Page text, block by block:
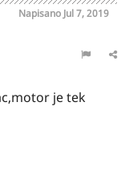
Napisano Jul 7, 2019
je tek